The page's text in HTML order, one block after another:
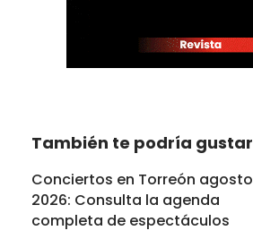
También te podría gustar
Conciertos en Torreón agosto
2026: Consulta la agenda
completa de espectáculos